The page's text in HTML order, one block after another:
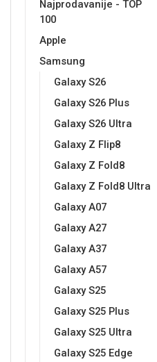
Najprodavanije - TOP
100
Apple
Samsung
Galaxy S26
Galaxy S26 Plus
Galaxy S26 Ultra
Galaxy Z Flip8
Galaxy Z Fold8
Galaxy Z Fold8 Ultra
Galaxy A07
Galaxy A27
Galaxy A37
Galaxy A57
Galaxy S25
Galaxy S25 Plus
Galaxy S25 Ultra
Galaxy S25 Edge
Babe
Croatos
Gym
Samsung
Punjači za mobitel
Univerzalno kaljeno staklo
Samsung
Sony
Držači za romobil
Ostali držači
USB kablovi
AUX kablovi
FM Transmitteri